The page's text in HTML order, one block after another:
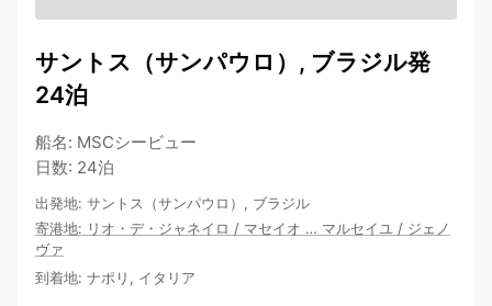
サントス（サンパウロ）, ブラジル発
24泊
船名: MSCシービュー
日数: 24泊
出発地: サントス（サンパウロ）, ブラジル
寄港地: リオ・デ・ジャネイロ / マセイオ … マルセイユ / ジェノ
ヴァ
到着地: ナポリ, イタリア